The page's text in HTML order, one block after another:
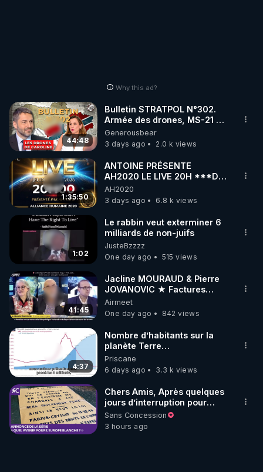
Why this ad?
44:48
Bulletin STRATPOL N°302.
Armée des drones, MS-21 en
série, missiles coréens.
07.08.2026.
Generousbear
3 days ago
2.0 k views
1:35:50
ANTOINE PRÉSENTE
AH2020 LE LIVE 20H ***DU
06/08/2026***
AH2020
3 days ago
6.8 k views
1:02
Le rabbin veut exterminer 6
milliards de non-juifs
JusteBzzzz
One day ago
515 views
41:45
Jacline MOURAUD & Pierre
JOVANOVIC ★ Factures
Impayées : Où Est Passé Le
Pognon ?
Airmeet
One day ago
842 views
4:37
Nombre d’habitants sur la
planète Terre…
Priscane
6 days ago
3.3 k views
Chers Amis, Après quelques
jours d’interruption pour
clarifier ma position
concernant le nombre de
juifs disparus pendant la
Sans Concession
3 hours ago